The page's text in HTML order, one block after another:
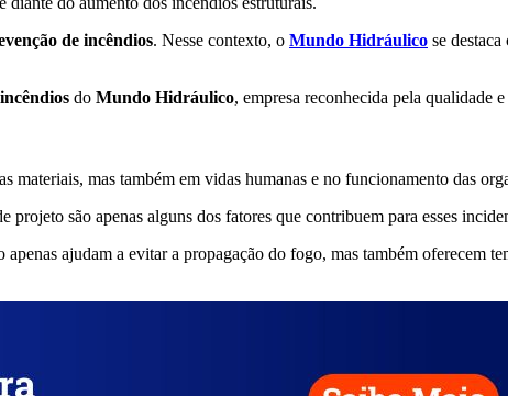
de incêndios. Nesse contexto, o Mundo Hidráulico se
do Mundo Hidráulico, empresa reconhecida pela qualidade
materiais, mas também em vidas humanas e no funcionamento das
são apenas alguns dos fatores que contribuem para esses
ajudam a evitar a propagação do fogo, mas também oferecem